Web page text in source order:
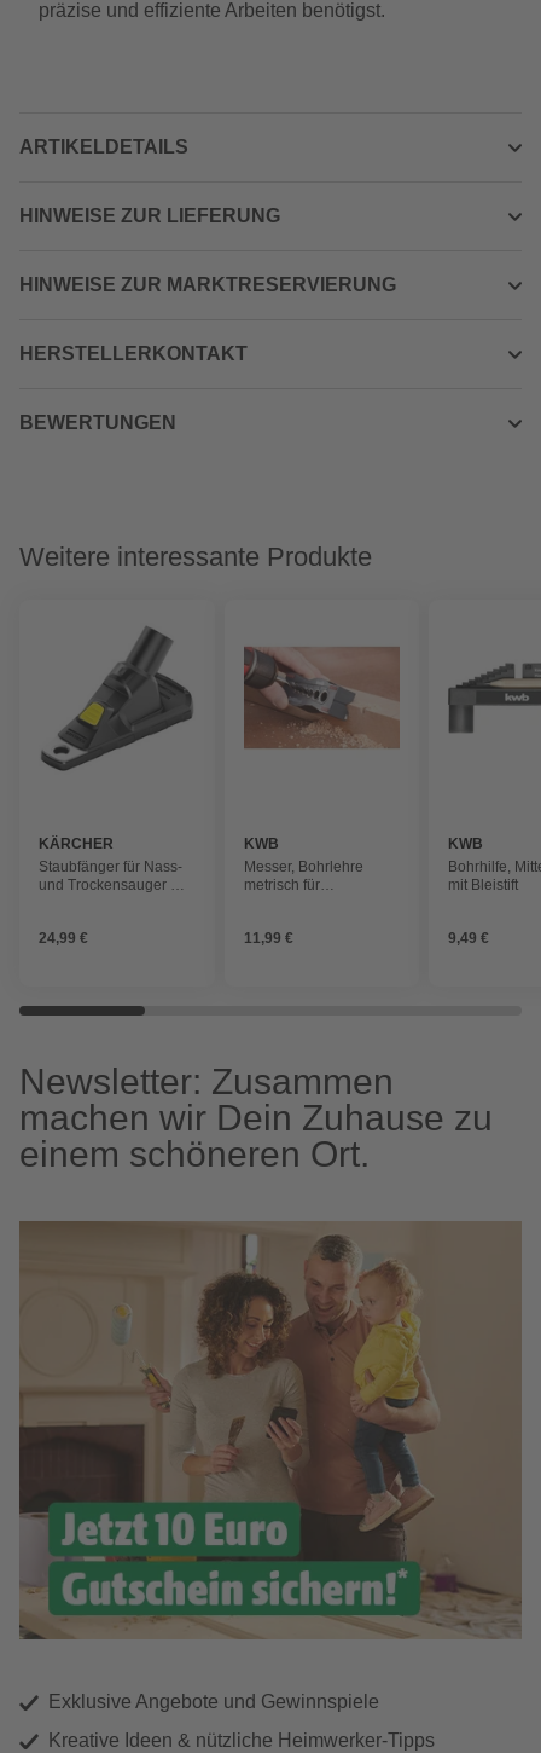
präzise und effiziente Arbeiten benötigst.
ARTIKELDETAILS
HINWEISE ZUR LIEFERUNG
HINWEISE ZUR MARKTRESERVIERUNG
HERSTELLERKONTAKT
BEWERTUNGEN
Weitere interessante Produkte
KÄRCHER
Staubfänger für Nass-
und Trockensauger WD
24,99 €
KWB
Messer, Bohrlehre
metrisch für
11,99 €
KWB
Bohrhilfe,
mit Bleistift
9,49 €
Newsletter: Zusammen
machen wir Dein Zuhause zu
einem schöneren Ort.
Exklusive Angebote und Gewinnspiele
Kreative Ideen & nützliche Heimwerker-Tipps